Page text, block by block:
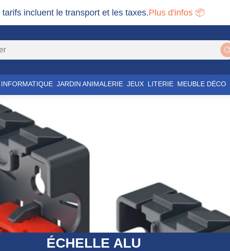
incluent le transport et les taxes.Plus d'infos 📦
INFORMATIQUE JARDIN ANIMALERIE JEUX LITERIE MEUBLE DÉCO
ÉCHELLE ALU